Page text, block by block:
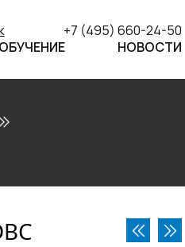
+7 (495) 660-24-50
ОБУЧЕНИЕ НОВОСТИ